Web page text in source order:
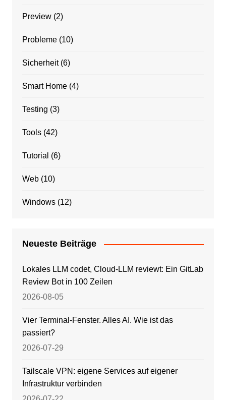
Preview(2)
Probleme(10)
Sicherheit(6)
Smart Home(4)
Testing (3)
Tools(42)
Tutorial (6)
Web(10)
Windows(12)
Neueste Beiträge
Lokales LLM codet, Cloud-LLM reviewt: Ein GitLab
Review Bot in 100 Zeilen
2026-08-05
Vier Terminal-Fenster. Alles AI. Wie ist das
passiert?
2026-07-29
Tailscale VPN: eigene Services auf eigener
Infrastruktur verbinden